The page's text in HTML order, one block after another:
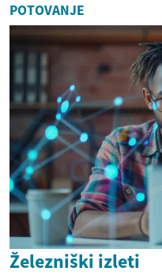
POTOVANJE
Železniški izleti